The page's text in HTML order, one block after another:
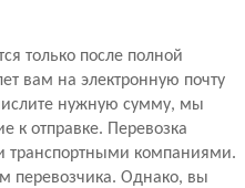
только после полной
вам на электронную почту
нужную сумму, мы
к отправке. Перевозка
транспортными компаниями.
перевозчика. Однако, вы